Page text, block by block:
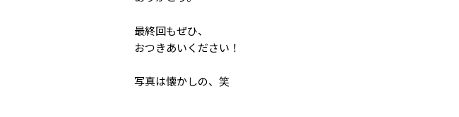
最終回もぜひ、
おつきあいください！
写真は懐かしの、笑